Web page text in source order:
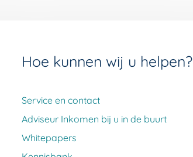
Hoe kunnen wij u helpen?
Service en contact
Adviseur Inkomen bij u in de buurt
Whitepapers